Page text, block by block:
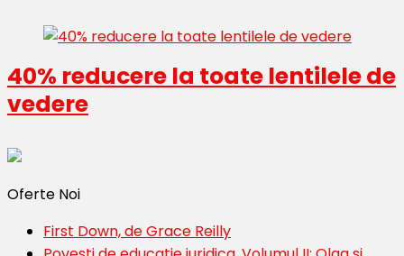
40% reducere la toate lentilele de
vedere
Oferte Noi
First Down, de Grace Reilly